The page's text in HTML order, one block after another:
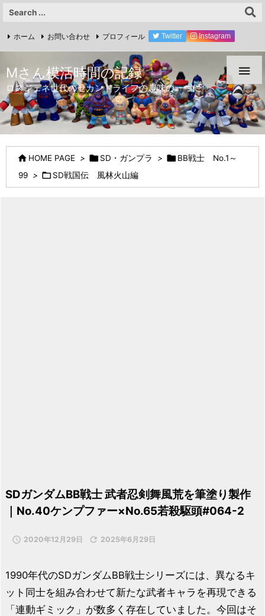

ホーム お問い合わせ プロフィール Twitter Instagram
Mさん模活時間の記録
ロスジェネ世代のセカンドライフの趣味の一つに
 HOME PAGE > SD・ガンプラ > BB戦士 No.1～
99 > SD戦国伝 風林火山編
SDガンダムBB戦士 武者忍剣舞風荒を筆塗り製作
｜No.40ケンプファー×No.65若殺駆頭#064-2
 2020年12月29日  2025年6月29日
1990年代のSDガンダムBB戦士シリーズには、異なるキ
ット同士を組み合わせて新たな武者キャラを再現できる
「連動ギミック」が数多く存在していました。今回はそ